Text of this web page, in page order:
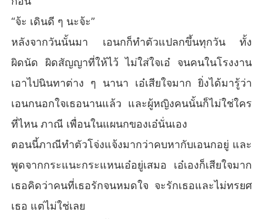
“จ้ะ เดินดี ๆ นะจ้ะ”
หลังจากวันนั้นมา เอนกก็ทำตัวแปลกขึ้นทุกวัน ทั้ง
ผิดนัด ผิดสัญญาที่ให้ไว้ ไม่ใส่ใจเอ๋ จนคนในโรงงาน
เอาไปนินทาต่าง ๆ นานา เอ๋เสียใจมาก ยิ่งได้มารู้ว่า
เอนกนอกใจเธอนานแล้ว และผู้หญิงคนนั้นก็ไม่ใช่ใคร
ที่ไหน ภาณี เพื่อนในแผนกของเอ๋นั่นเอง
ตอนนี้ภาณีทำตัวโจ่งแจ้งมากว่าคบหากับเอนกอยู่ และ
พูดจากกระแนะกระแหนเอ๋อยู่เสมอ เอ๋เองก็เสียใจมาก
เธอคิดว่าคนที่เธอรักจนหมดใจ จะรักเธอและไม่ทรยศ
เธอ แต่ไม่ใช่เลย